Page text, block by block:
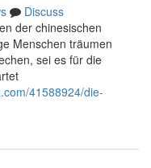
Discuss
der chinesischen
Menschen träumen
sei es für die
41588924/die-